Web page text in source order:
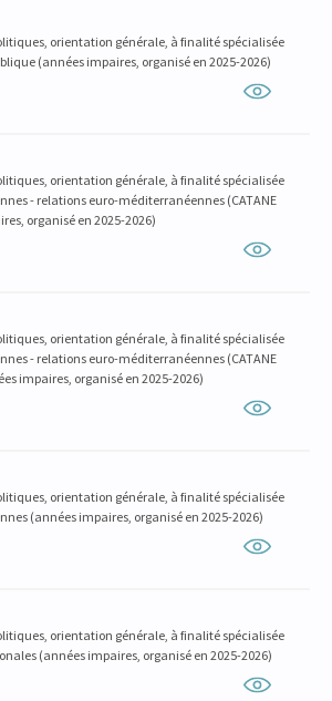
orientation générale, à finalité spécialisée
(années impaires, organisé en 2025-2026)
orientation générale, à finalité spécialisée
- relations euro-méditerranéennes (CATANE
organisé en 2025-2026)
orientation générale, à finalité spécialisée
- relations euro-méditerranéennes (CATANE
impaires, organisé en 2025-2026)
orientation générale, à finalité spécialisée
(années impaires, organisé en 2025-2026)
orientation générale, à finalité spécialisée
(années impaires, organisé en 2025-2026)